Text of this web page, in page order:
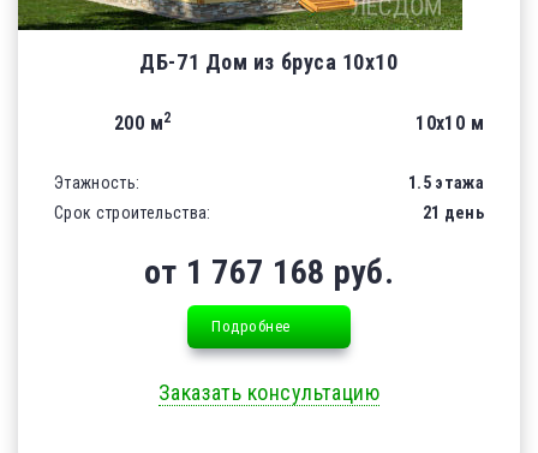
ДБ-71 Дом из бруса 10х10
200 м2 10х10 м
Этажность:
1.5 этажа
Срок строительства:
21 день
от 1 767 168 руб.
Подробнее
Заказать консультацию